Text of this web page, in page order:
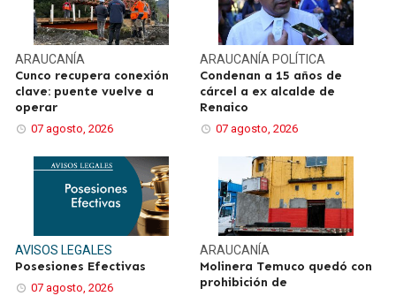
ARAUCANÍA
Cunco recupera conexión
clave: puente vuelve a
operar
07 agosto, 2026
ARAUCANÍA POLÍTICA
Condenan a 15 años de
cárcel a ex alcalde de
Renaico
07 agosto, 2026
AVISOS LEGALES
Posesiones Efectivas
07 agosto, 2026
ARAUCANÍA
Molinera Temuco quedó con
prohibición de